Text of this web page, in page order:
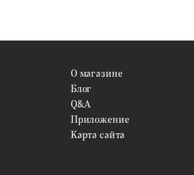
О магазине
Блог
Q&A
Приложение
Карта сайта